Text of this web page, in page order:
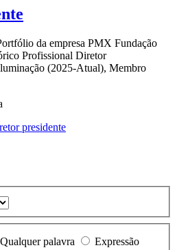
da empresa PMX Fundação
Profissional Diretor
(2025-Atual), Membro
presidente
Qualquer palavra